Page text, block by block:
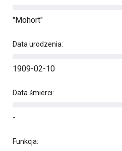
"Mohort"
Data urodzenia:
1909-02-10
Data śmierci:
-
Funkcja: